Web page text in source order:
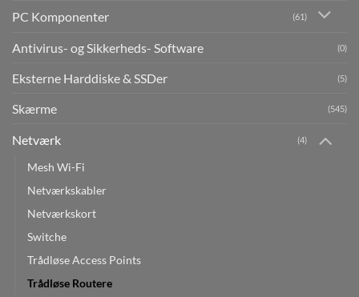
PC Komponenter (61)
Antivirus- og Sikkerheds- Software (0)
Eksterne Harddiske & SSDer (5)
Skærme (545)
Netværk (4)
Mesh Wi-Fi
Netværkskabler
Netværkskort
Switche
Trådløse Access Points
Trådløse Routere